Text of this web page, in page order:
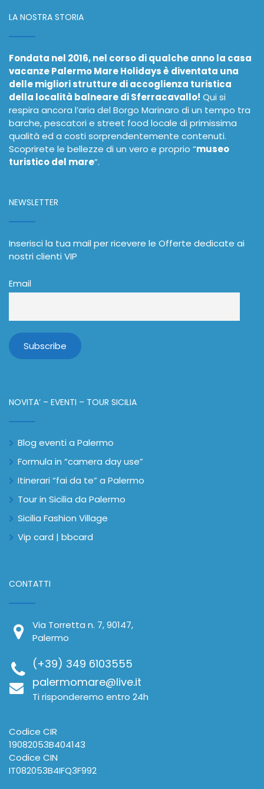
LA NOSTRA STORIA
Fondata nel 2016, nel corso di qualche anno la casa
vacanze Palermo Mare Holidays è diventata una
delle migliori strutture di accoglienza turistica
della località balneare di Sferracavallo! Qui si
respira ancora l’aria del Borgo Marinaro di un tempo tra
barche, pescatori e street food locale di primissima
qualità ed a costi sorprendentemente contenuti.
Scoprirete le bellezze di un vero e proprio “museo
turistico del mare”.
NEWSLETTER
Inserisci la tua mail per ricevere le Offerte dedicate ai
nostri clienti VIP
Email
NOVITA’ – EVENTI – TOUR SICILIA
Blog eventi a Palermo
Formula in “camera day use”
Itinerari “fai da te” a Palermo
Tour in Sicilia da Palermo
Sicilia Fashion Village
Vip card | bbcard
CONTATTI
Via Torretta n. 7, 90147,
Palermo
(+39) 349 6103555
palermomare@live.it
Ti risponderemo entro 24h
Codice CIR
19082053B404143
Codice CIN
IT082053B4IFQ3F992